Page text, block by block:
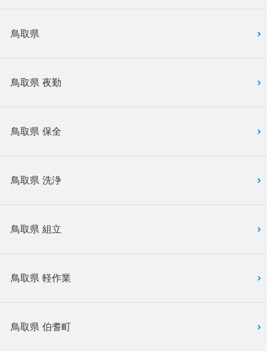
鳥取県
鳥取県 夜勤
鳥取県 保全
鳥取県 洗浄
鳥取県 組立
鳥取県 軽作業
鳥取県 伯耆町